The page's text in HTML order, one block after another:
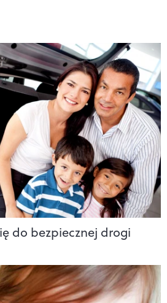
do bezpiecznej drogi